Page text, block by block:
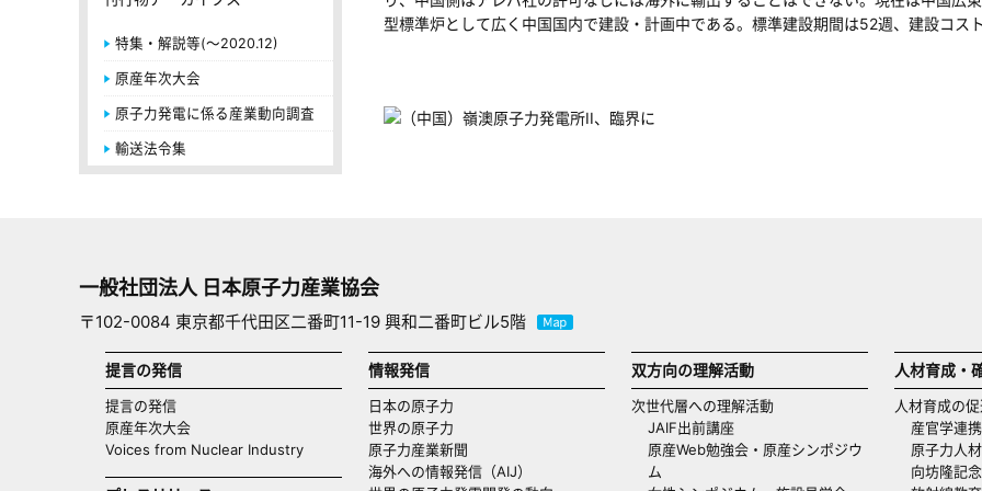
型標準炉として広く中国国内で建設・計画中である。標準建設期間は52週、建設コ
特集・解説等(～2020.12)
原産年次大会
原子力発電に係る産業動向調査
輸送法令集
一般社団法人 日本原子力産業協会
〒102-0084 東京都千代田区二番町11-19 興和二番町ビル5階
提言の発信
提言の発信
原産年次大会
Voices from Nuclear Industry
情報発信
日本の原子力
世界の原子力
原子力産業新聞
海外への情報発信（AIJ）
双方向の理解活動
次世代層への理解活動
JAIF出前講座
原産Web勉強会・原産シンポジウ
ム
人材育成・
人材育成の
産官学連
原子力人
向坊隆記